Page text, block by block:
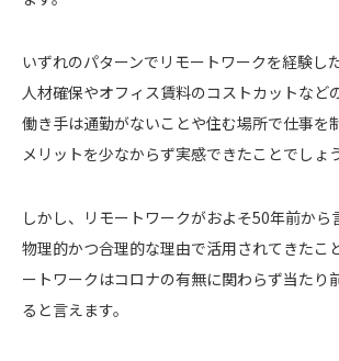
いずれのパターンでリモートワークを経験し
人材確保やオフィス賃料のコストカットなど
働き手は通勤がないことや住む場所で仕事を
メリットを少なからず実感できたことでしょう
しかし、リモートワークがおよそ50年前から
物理的かつ合理的な理由で活用されてきたこ
ートワークはコロナの有無に関わらず当たり
ると言えます。